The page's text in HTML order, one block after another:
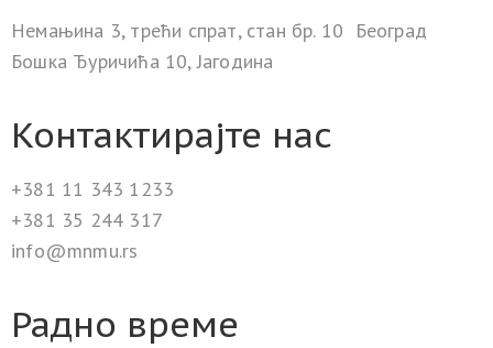
Немањина 3, трећи спрат, стан бр. 10 Београд
Бошка Ђуричића 10, Јагодина
Контактирајте нас
+381 11 343 1233
+381 35 244 317
info@mnmu.rs
Радно време